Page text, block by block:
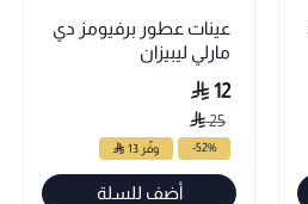
عينات عطور برفيومز دي
مارلي ليبيزان
12
25
-52% وفّر 13
أضف للسلة